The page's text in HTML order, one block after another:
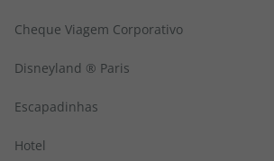
Cheque Viagem Corporativo
Disneyland ® Paris
Escapadinhas
Hotel